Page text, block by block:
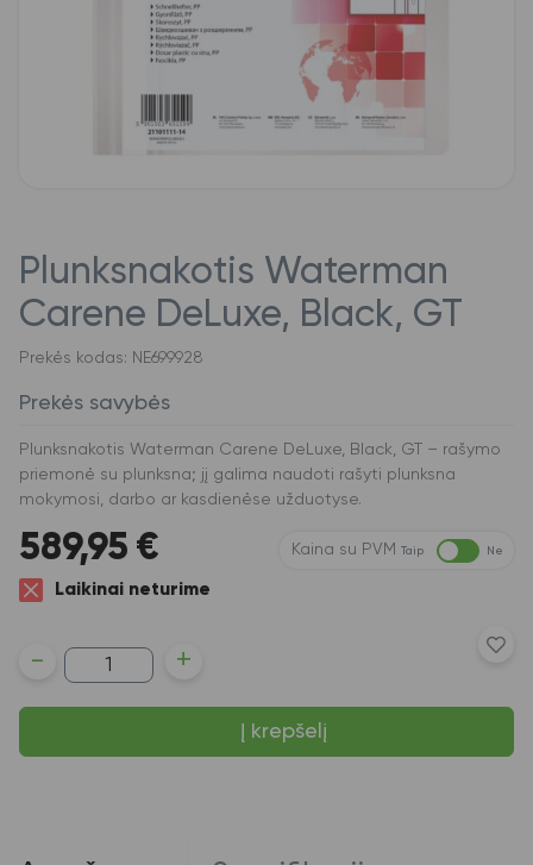
Plunksnakotis Waterman
Carene DeLuxe, Black, GT
Prekės kodas: NE699928
Prekės savybės
Plunksnakotis Waterman Carene DeLuxe, Black, GT – rašymo
priemonė su plunksna; jį galima naudoti rašyti plunksna
mokymosi, darbo ar kasdienėse užduotyse.
589,95 € Kaina su PVM Taip Ne
Laikinai neturime
produkto
kiekis:
Plunksnakotis
Waterman
DeLuxe,
- +
Į krepšelį